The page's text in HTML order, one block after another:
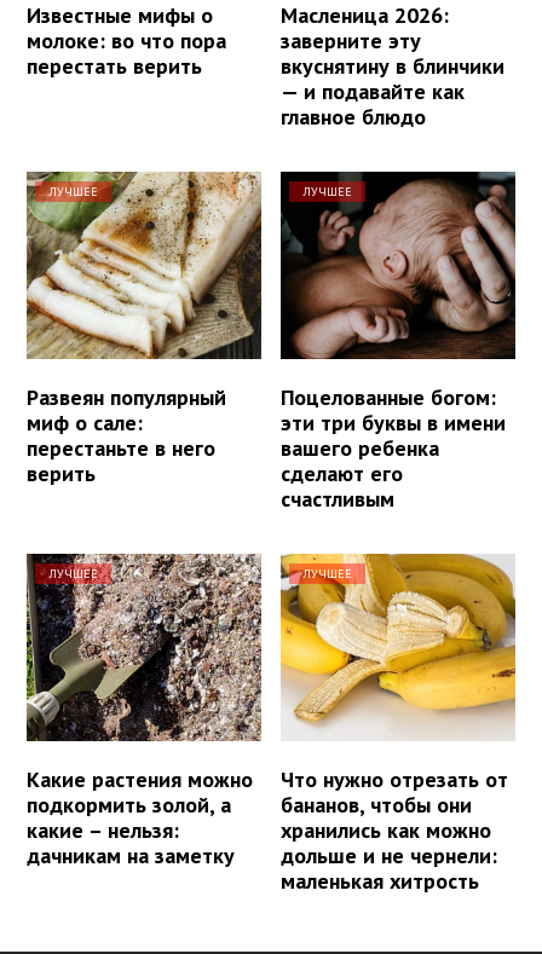
Известные мифы о
молоке: во что пора
перестать верить
Масленица 2026:
заверните эту
вкуснятину в блинчики
— и подавайте как
главное блюдо
ЛУЧШЕЕ
Развеян популярный
миф о сале:
перестаньте в него
верить
ЛУЧШЕЕ
Поцелованные богом:
эти три буквы в имени
вашего ребенка
сделают его
счастливым
ЛУЧШЕЕ
Какие растения можно
подкормить золой, а
какие – нельзя:
дачникам на заметку
ЛУЧШЕЕ
Что нужно отрезать от
бананов, чтобы они
хранились как можно
дольше и не чернели:
маленькая хитрость